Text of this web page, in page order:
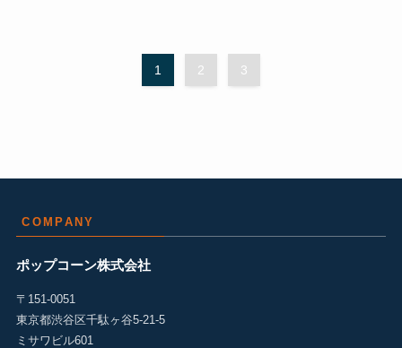
1 2 3
COMPANY
ポップコーン株式会社
〒151-0051
東京都渋谷区千駄ヶ谷5-21-5
ミサワビル601